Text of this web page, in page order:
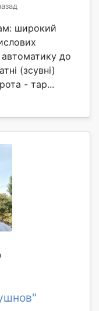
широкий
до
(зсувні)
- тар...